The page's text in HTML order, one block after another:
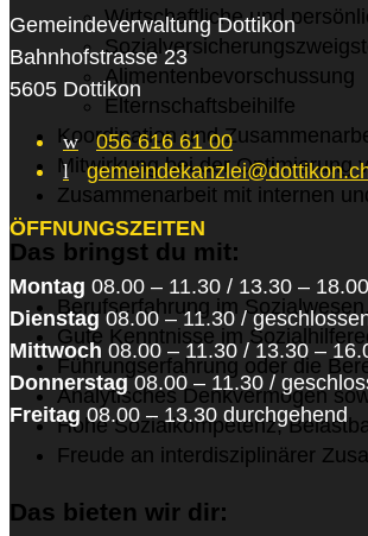
Wirtschaftliche und
Alimentenbevorschussung
Elternschaftsbeihilfe
Koordination und
Mitwirkung bei der Optimierung
Zusammenarbeit mit internen
Das bringst du mit:
Berufserfahrung im
Gute Kenntnisse im
Führungserfahrung oder die
Analytisches Denkvermögen
Hohe Sozialkompetenz,
Freude an interdisziplinärer
Das bieten wir dir:
Gemeindeverwaltung Dottikon
Bahnhofstrasse 23
5605 Dottikon
w
056 616 61 00
l
ÖFFNUNGSZEITEN
Montag 08.00 – 11.30 / 13.30 – 18.00
Dienstag08.00 – 11.30 /
Mittwoch 08.00 – 11.30 / 13.30 –
Donnerstag08.00 – 11.30 /
Freitag08.00 – 13.30 durchgehend